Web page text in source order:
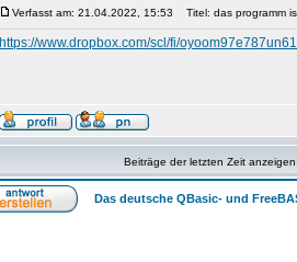
Verfasst am: 21.04.2022, 15:53 Titel: das programm
https://www.dropbox.com/scl/fi/
Beiträge der letzten Zeit
Das deutsche QBasic- und